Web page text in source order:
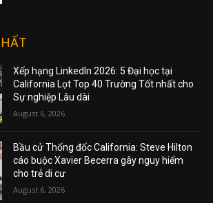
Xếp hạng LinkedIn 2026: 5 Đại học tại
California Lọt Top 40 Trường Tốt nhất cho
Sự nghiệp Lâu dài
August 6, 2026
Bầu cử Thống đốc California: Steve Hilton
cáo buộc Xavier Becerra gây nguy hiểm
cho trẻ di cư
August 6, 2026